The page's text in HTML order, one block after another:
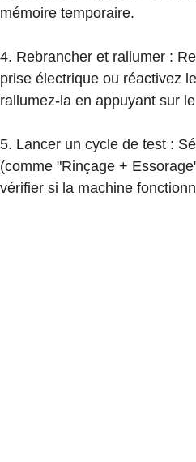
mémoire temporaire.
4. Rebrancher et rallumer :
prise électrique ou réactivez
rallumez-la en appuyant sur
5. Lancer un cycle de test :
(comme "Rinçage +
vérifier si la machine